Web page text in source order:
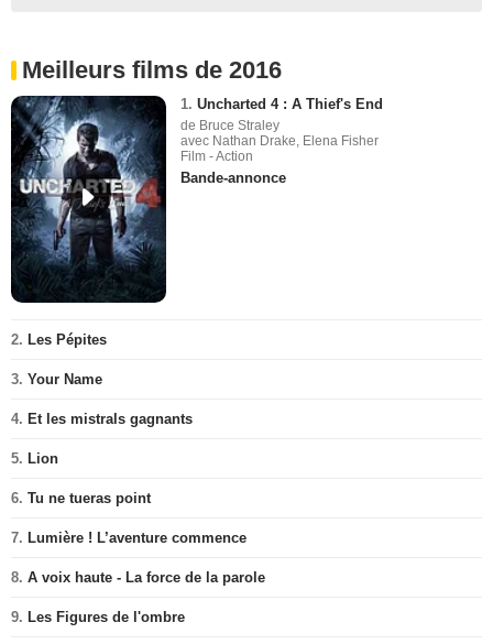
Meilleurs films de 2016
1. Uncharted 4 : A Thief's End
de Bruce Straley
avec Nathan Drake, Elena Fisher
Film - Action
Bande-annonce
2. Les Pépites
3. Your Name
4. Et les mistrals gagnants
5. Lion
6. Tu ne tueras point
7. Lumière ! L’aventure commence
8. A voix haute - La force de la parole
9. Les Figures de l'ombre